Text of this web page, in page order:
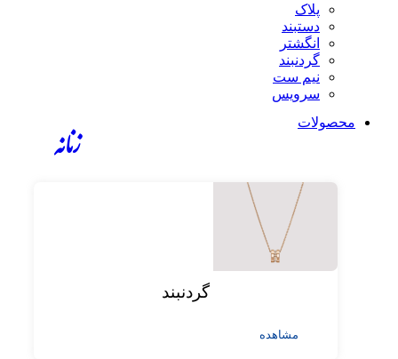
پلاک
دستبند
انگشتر
گردنبند
نیم ست
سرویس
محصولات
زنانه
گردنبند
مشاهده